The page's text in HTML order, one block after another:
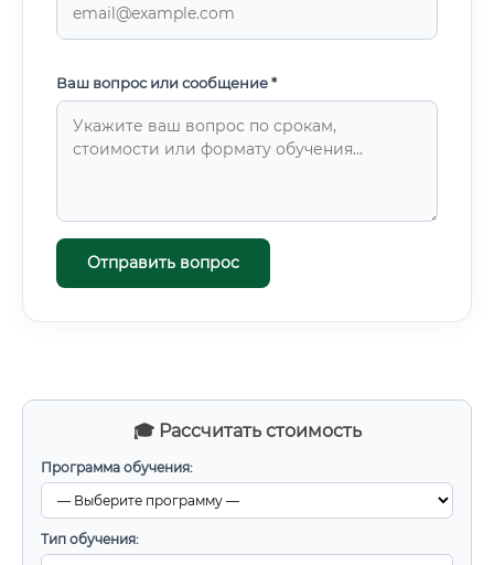
🎓 Рассчитать стоимость
Программа обучения:
Тип обучения:
Ваш вопрос или сообщение *
Отправить вопрос